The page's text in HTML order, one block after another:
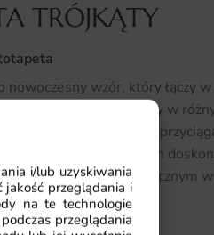
i/lub uzyskiwania
jakość przeglądania i
na te technologie
przeglądania
TRÓJKĄTY
wzór, który łączy
Geometryczne trójkąty w
efekt 3D, który
Ten abstrakcyjny design
elegancję z artystycznym
Trójkąty